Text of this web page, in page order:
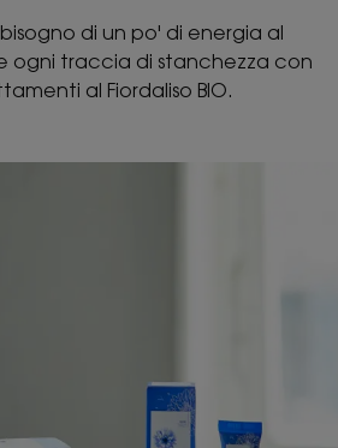
di un po' di energia al
ogni traccia di stanchezza con
al Fiordaliso BIO.